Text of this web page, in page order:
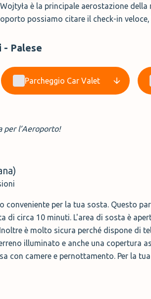
è la principale aerostazione
possiamo citare il check-in
- Palese
Parcheggio Car Valet
per l’Aeroporto!
per la tua sosta. Questo
di circa 10 minuti. L'area di sosta è
è molto sicura perché dispone di
illuminato e anche una copertura
con camere e pernottamento. Per la